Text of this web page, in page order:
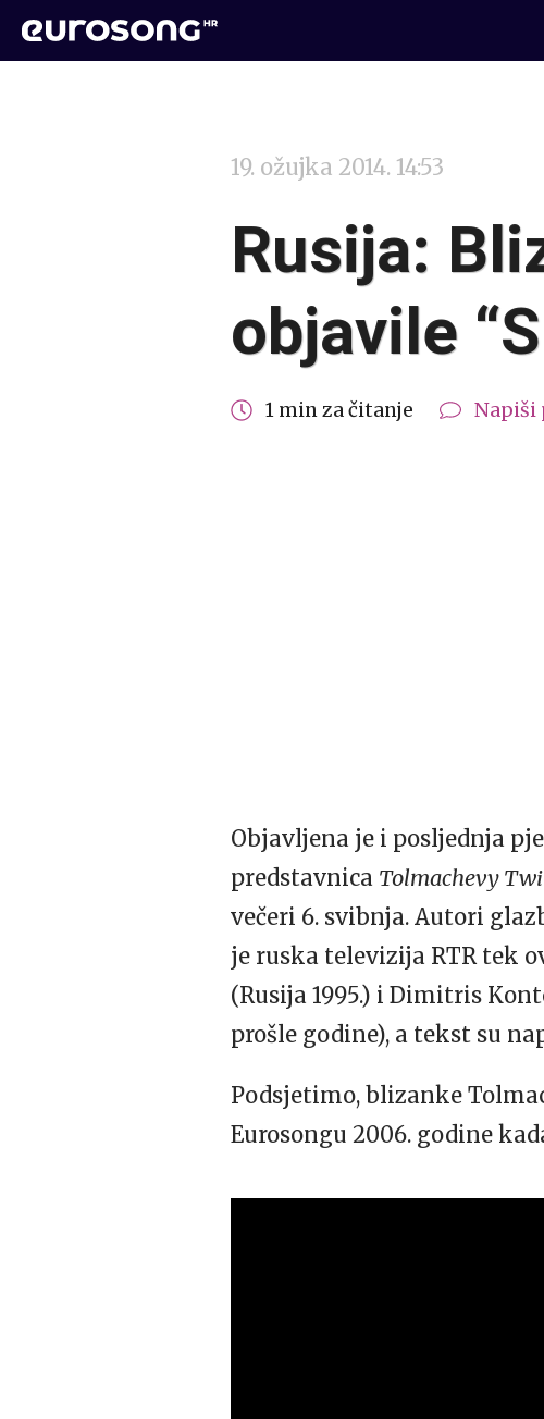
19. ožujka 2014. 14:53
Rusija:
objavile
1 min za čitanje Napiši
Objavljena je i posljednja
predstavnica Tolmachevy
večeri 6. svibnja. Autori
je ruska televizija RTR tek
(Rusija 1995.) i Dimitris
prošle godine), a tekst su
Podsjetimo, blizanke
Eurosongu 2006. godine